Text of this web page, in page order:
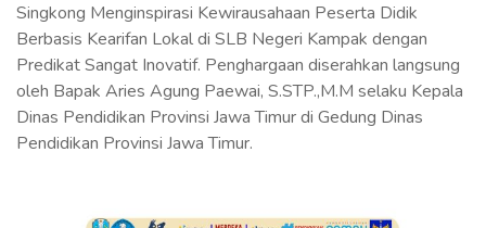
Singkong Menginspirasi Kewirausahaan Peserta Didik
Berbasis Kearifan Lokal di SLB Negeri Kampak dengan
Predikat Sangat Inovatif. Penghargaan diserahkan langsung
oleh Bapak Aries Agung Paewai, S.STP.,M.M selaku Kepala
Dinas Pendidikan Provinsi Jawa Timur di Gedung Dinas
Pendidikan Provinsi Jawa Timur.